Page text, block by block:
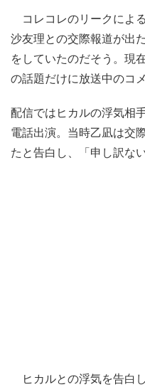
コレコレのリークによ
沙友理との交際報道が出
をしていたのだそう。現
の話題だけに放送中のコ
配信ではヒカルの浮気相
電話出演。当時乙凪は交
たと告白し、「申し訳な
ヒカルとの浮気を告白